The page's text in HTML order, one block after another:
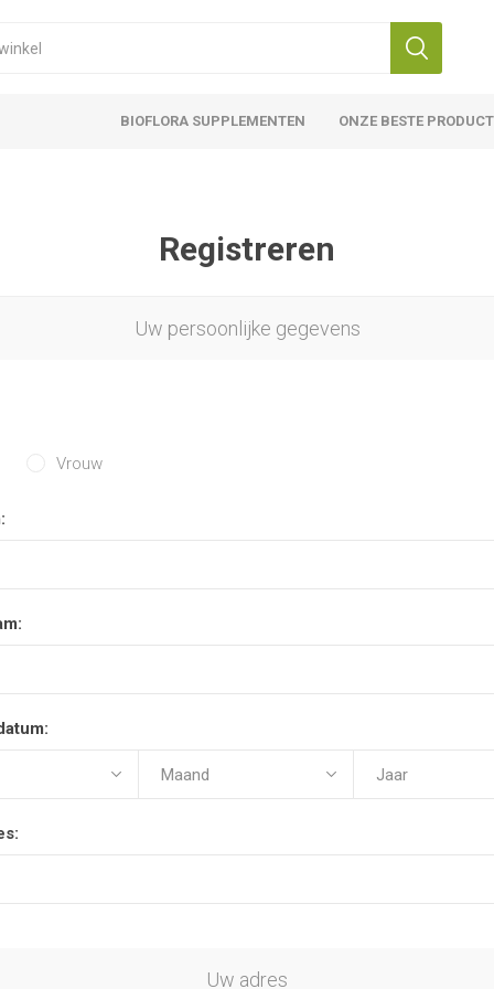
BIOFLORA SUPPLEMENTEN ONZE BESTE
Registreren
Uw persoonlijke gegevens
Vrouw
Uw adres